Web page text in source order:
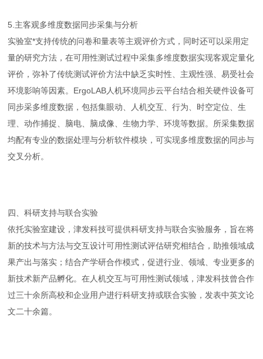
5.主客观多维度数据同步采集与分析
实验室*支持传统的问卷和量表等主观评价方式，同时还可以采用定
量的研究方法，在可用性测试过程中采集多维度数据实现客观定量化
评价，弥补了传统测试评价方法中缺乏实时性、主观性强、易受社会
环境影响等因素。ErgoLAB人机环境同步云平台结合相关硬件设备可
同步采多维度数据，包括集眼动、人机交互、行为、时空定位、生
理、动作捕捉、脑电、脑成像、生物力学、环境等数据。所采集数据
均配有专业的数据处理与分析软件模块，可实现多维度数据的同步与
交叉分析。
四、科研支持与联合实验
依托实验室建设，津发科技可提供科研支持与联合实验服务，旨在将
新的技术与方法与交互设计可用性测试评估研究相结合，助推领域成
果产出与落实；结合产学研合作模式，促进行业、领域、专业更多的
新技术新产品孵化。在人机交互与可用性测试领域，津发科技曾合作
过三十余所高校和企业用户进行科研支持或联合实验，发表中英文论
文二十余篇。